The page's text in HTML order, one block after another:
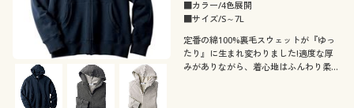
■カラー/4色展開
■サイズ/S～7L
定番の綿100%裏毛スウェットが『ゆっ
たり』に生まれ変わりました!適度な厚
みがありながら、着心地はふんわり柔ら